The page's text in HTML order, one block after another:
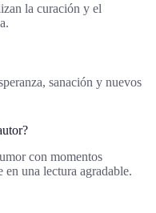
la curación y el
sanación y nuevos
con momentos
una lectura agradable.